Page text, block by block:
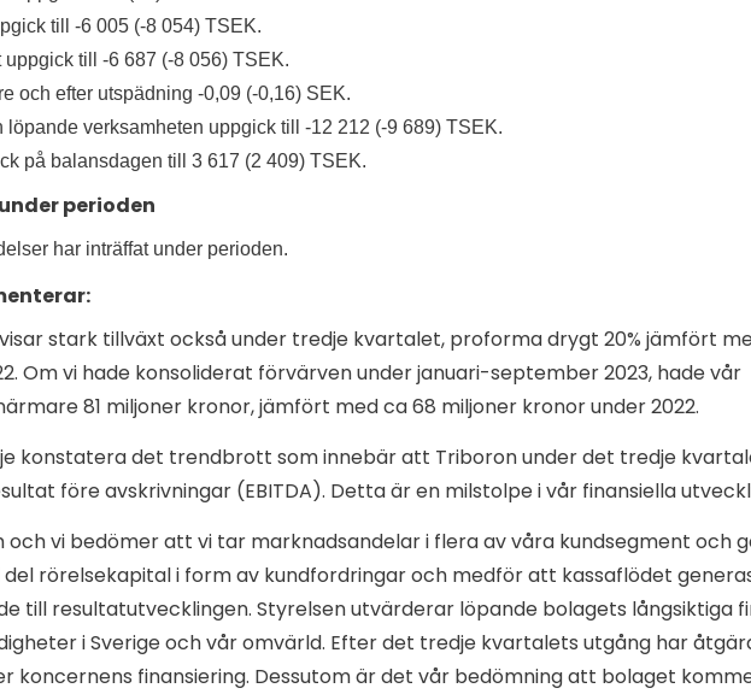
till -6 005 (-8 054) TSEK.
uppgick till -6 687 (-8 056) TSEK.
och efter utspädning -0,09 (-0,16) SEK.
löpande verksamheten uppgick till -12 212 (-9 689) TSEK.
på balansdagen till 3 617 (2 409) TSEK.
perioden
har inträffat under perioden.
stark tillväxt också under tredje kvartalet, proforma drygt 20% jämfört
Om vi hade konsoliderat förvärven under januari-september 2023, hade vår
81 miljoner kronor, jämfört med ca 68 miljoner kronor under 2022.
konstatera det trendbrott som innebär att Triboron under det tredje
före avskrivningar (EBITDA). Detta är en milstolpe i vår finansiella
vi bedömer att vi tar marknadsandelar i flera av våra kundsegment och
rörelsekapital i form av kundfordringar och medför att kassaflödet
till resultatutvecklingen. Styrelsen utvärderar löpande bolagets långsiktiga
i Sverige och vår omvärld. Efter det tredje kvartalets utgång har
koncernens finansiering. Dessutom är det vår bedömning att bolaget